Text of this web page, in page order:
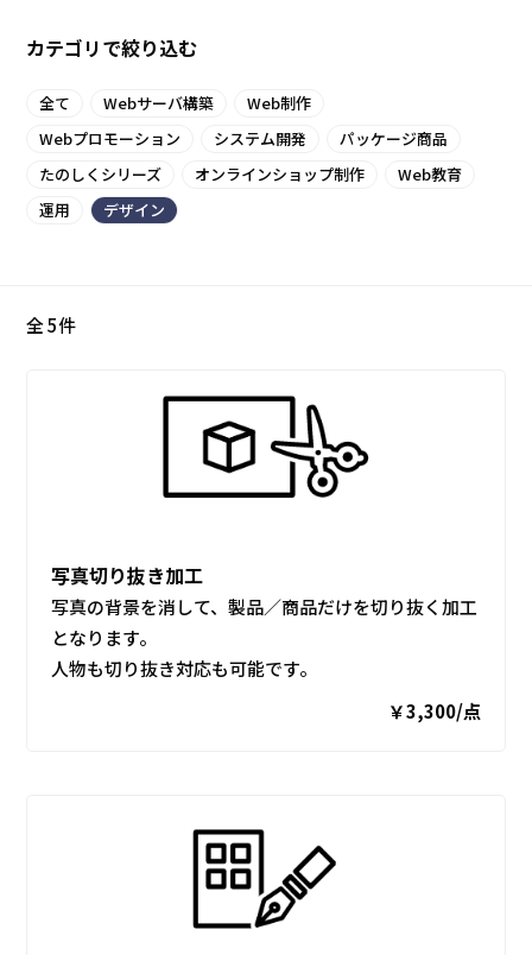
カテゴリで絞り込む
全て Webサーバ構築
Web制作
Webプロモーション
システム開発
パッケージ商品
たのしくシリーズ
オンラインショップ制作
Web教育
運用
デザイン
全 5件
写真切り抜き加工
写真の背景を消して、製品／商品だけを切り抜く加工
となります。
人物も切り抜き対応も可能です。
￥3,300/点